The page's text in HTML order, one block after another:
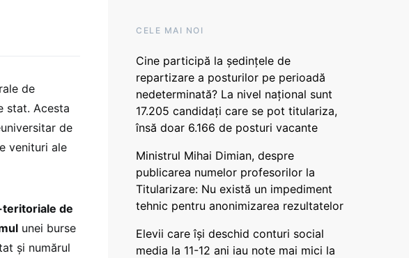
de
stat. Acesta
de
venituri ale
teritoriale de
unei burse
și numărul
CELE MAI NOI
Cine participă la ședințele de
repartizare a posturilor pe perioadă
nedeterminată? La nivel național sunt
17.205 candidați care se pot titulariza,
însă doar 6.166 de posturi vacante
Ministrul Mihai Dimian, despre
publicarea numelor profesorilor la
Titularizare: Nu există un impediment
tehnic pentru anonimizarea rezultatelor
Elevii care își deschid conturi social
media la 11-12 ani iau note mai mici la